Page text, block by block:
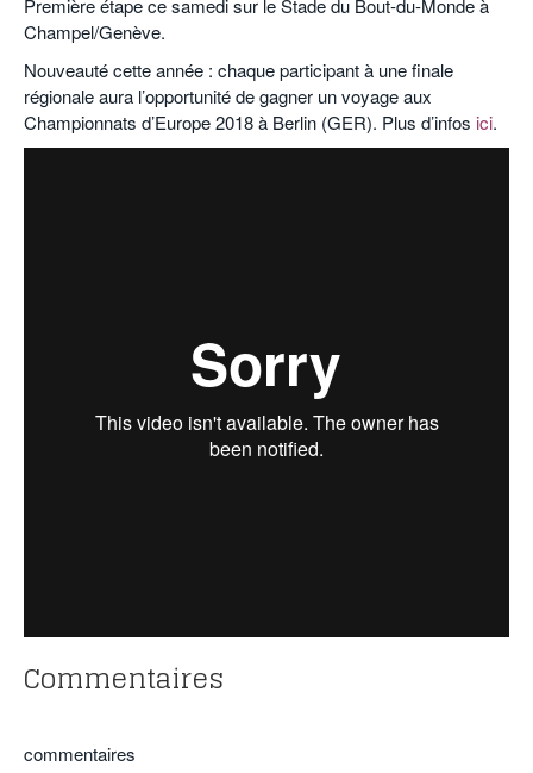
POURQUOI ATHLE.CH ?
ATHLE.CH RÉGIONS | VAUD
HIGHLIGHTS
LIVRES
Première étape ce samedi sur le Stade du Bout-du-Monde à
Champel/Genève.
Nouveauté cette année : chaque participant à une finale
régionale aura l’opportunité de gagner un voyage aux
Championnats d’Europe 2018 à Berlin (GER). Plus d’infos ici.
Commentaires
commentaires